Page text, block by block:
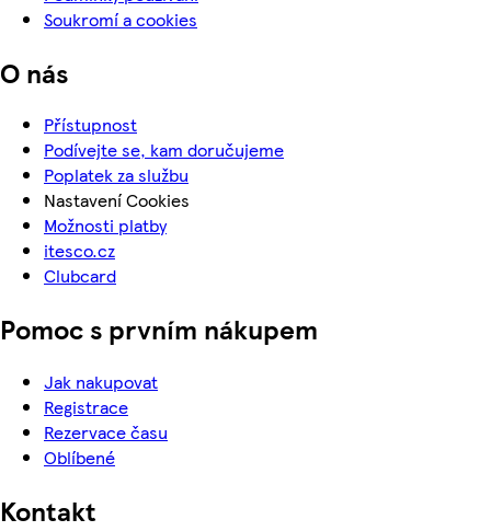
Soukromí a cookies
O nás
Přístupnost
Podívejte se, kam doručujeme
Poplatek za službu
Nastavení Cookies
Možnosti platby
itesco.cz
Clubcard
Pomoc s prvním nákupem
Jak nakupovat
Registrace
Rezervace času
Oblíbené
Kontakt